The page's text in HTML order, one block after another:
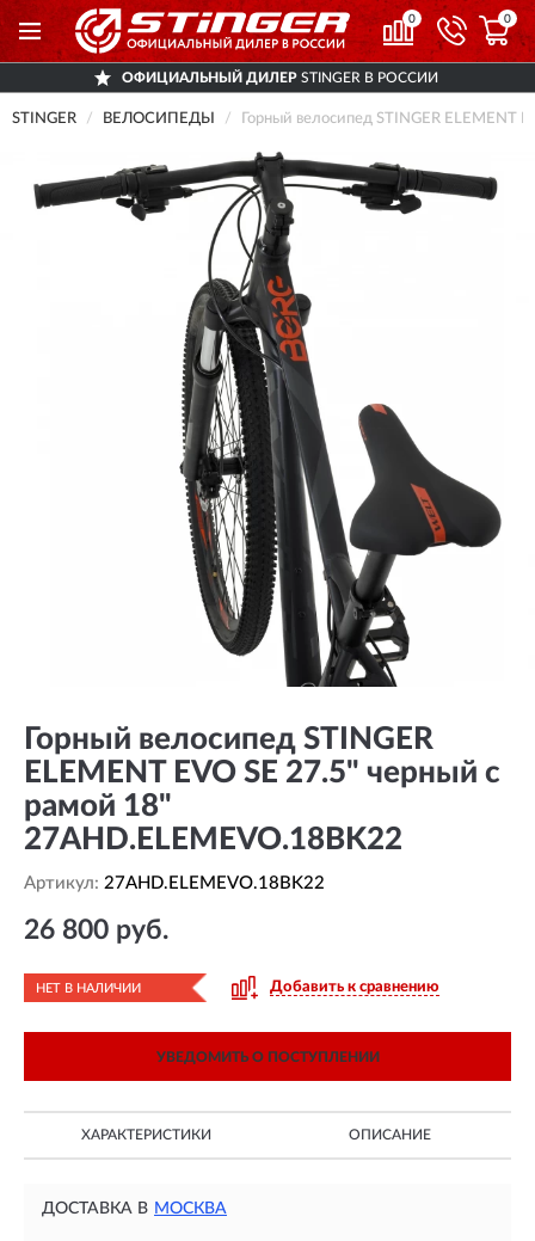
0 0
ОФИЦИАЛЬНЫЙ ДИЛЕР STINGER В РОССИИ
STINGER ВЕЛОСИПЕДЫ Горный велосипед STINGER ELEMENT
Горный велосипед STINGER
ELEMENT EVO SE 27.5" черный с
рамой 18"
27AHD.ELEMEVO.18BK22
Артикул: 27AHD.ELEMEVO.18BK22
26 800 руб.
НЕТ В НАЛИЧИИ Добавить к сравнению
УВЕДОМИТЬ О ПОСТУПЛЕНИИ
ХАРАКТЕРИСТИКИ ОПИСАНИЕ
ДОСТАВКА В МОСКВА